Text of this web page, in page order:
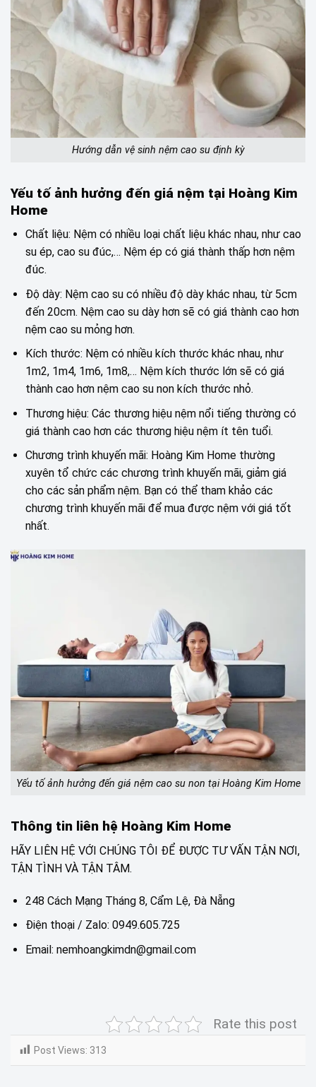
Hướng dẫn vệ sinh nệm cao su định kỳ
Yếu tố ảnh hưởng đến giá nệm tại Hoàng Kim
Home
Chất liệu: Nệm có nhiều loại chất liệu khác nhau, như cao
su ép, cao su đúc,… Nệm ép có giá thành thấp hơn nệm
đúc.
Độ dày: Nệm cao su có nhiều độ dày khác nhau, từ 5cm
đến 20cm. Nệm cao su dày hơn sẽ có giá thành cao hơn
nệm cao su mỏng hơn.
Kích thước: Nệm có nhiều kích thước khác nhau, như
1m2, 1m4, 1m6, 1m8,… Nệm kích thước lớn sẽ có giá
thành cao hơn nệm cao su non kích thước nhỏ.
Thương hiệu: Các thương hiệu nệm nổi tiếng thường có
giá thành cao hơn các thương hiệu nệm ít tên tuổi.
Chương trình khuyến mãi: Hoàng Kim Home thường
xuyên tổ chức các chương trình khuyến mãi, giảm giá
cho các sản phẩm nệm. Bạn có thể tham khảo các
chương trình khuyến mãi để mua được nệm với giá tốt
nhất.
Yếu tố ảnh hưởng đến giá nệm cao su non tại Hoàng Kim Home
Thông tin liên hệ Hoàng Kim Home
HÃY LIÊN HỆ VỚI CHÚNG TÔI ĐỂ ĐƯỢC TƯ VẤN TẬN NƠI,
TẬN TÌNH VÀ TẬN TÂM.
248 Cách Mạng Tháng 8, Cẩm Lệ, Đà Nẵng
Điện thoại / Zalo: 0949.605.725
Email: nemhoangkimdn@gmail.com
Rate this post
Post Views: 313